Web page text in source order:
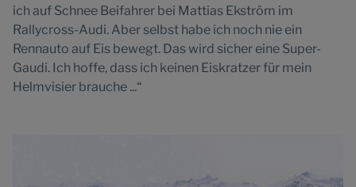
ich auf Schnee Beifahrer bei Mattias Ekström im
Rallycross-Audi. Aber selbst habe ich noch nie ein
Rennauto auf Eis bewegt. Das wird sicher eine Super-
Gaudi. Ich hoffe, dass ich keinen Eiskratzer für mein
Helmvisier brauche ...“